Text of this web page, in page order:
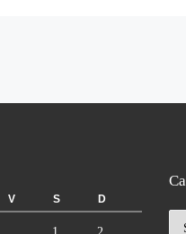
RITORNA ALLA LISTA
V S D
1 2